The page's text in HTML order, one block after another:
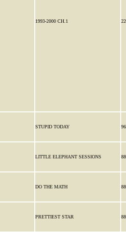
1993-2000 CH.1
STUPID TODAY
LITTLE ELEPHANT SESSIONS
DO THE MATH
PRETTIEST STAR